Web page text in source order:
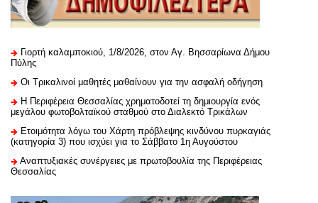
Γιορτή καλαμποκιού, 1/8/2026, στον Αγ. Βησσαρίωνα Δήμου
Πύλης
Οι Τρικαλινοί μαθητές μαθαίνουν για την ασφαλή οδήγηση
H Περιφέρεια Θεσσαλίας χρηματοδοτεί τη δημιουργία ενός
μεγάλου φωτοβολταϊκού σταθμού στο Διαλεκτό Τρικάλων
Ετοιμότητα λόγω του Χάρτη πρόβλεψης κινδύνου πυρκαγιάς
(κατηγορία 3) που ισχύει για το Σάββατο 1η Αυγούστου
Αναπτυξιακές συνέργειες με πρωτοβουλία της Περιφέρειας
Θεσσαλίας